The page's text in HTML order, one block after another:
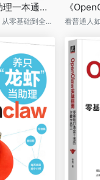
《OpenClaw AI助理一本通：24小时全自动工作流》
OpenClaw实操指南，从零基础到全链路，24小时全自动工作流